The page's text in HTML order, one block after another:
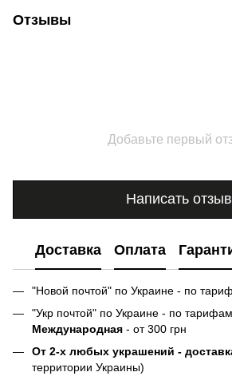
Отзывы
Добавьте первый
Написать отзыв
Доставка Оплата
"Новой почтой" по Украине - по
"Укр почтой" по Украине - по
Международная - от 300 грн
От 2-х любых украшений -
территории Украины)